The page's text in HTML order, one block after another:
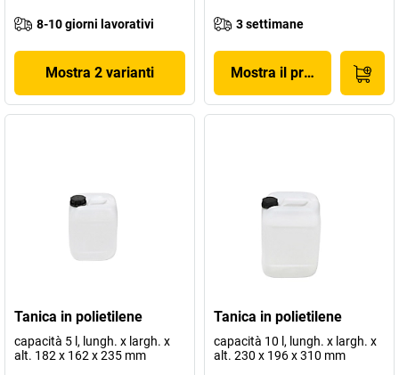
8-10 giorni lavorativi
Mostra 2 varianti
3 settimane
Mostra il prodotto
Tanica in polietilene
capacità 5 l, lungh. x largh. x
alt. 182 x 162 x 235 mm
Tanica in polietilene
capacità 10 l, lungh. x largh. x
alt. 230 x 196 x 310 mm